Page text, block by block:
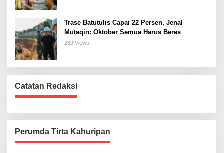
Trase Batutulis Capai 22 Persen, Jenal
Mutaqin: Oktober Semua Harus Beres
289 Views
Catatan Redaksi
Perumda Tirta Kahuripan